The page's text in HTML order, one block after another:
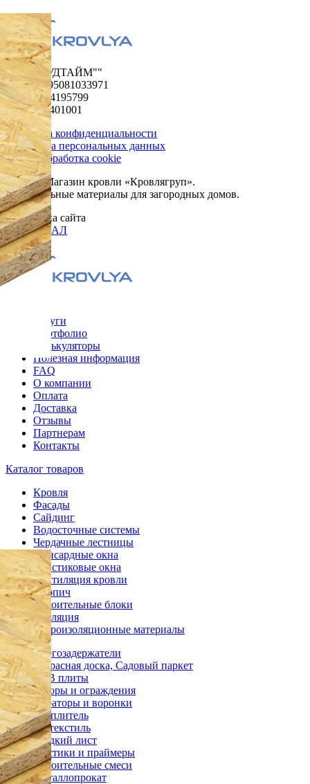
ООО "ФУДТАЙМ""
ОГРН 1195081033971
ИНН 5024195799
КПП 502401001
Политика конфиденциальности
Обработка персональных данных
Сбор и обработка cookie
© 2026. Магазин кровли «Кровлягруп».
Строительные материалы для загородных домов.
Разработка сайта
ОРИГИНАЛ
Услуги
Портфолио
Калькуляторы
Полезная информация
FAQ
О компании
Оплата
Доставка
Отзывы
Партнерам
Контакты
Каталог товаров
Кровля
Фасады
Сайдинг
Водосточные системы
Чердачные лестницы
Мансардные окна
Пластиковые окна
Вентиляция кровли
Кирпич
Строительные блоки
Изоляция
Гидроизоляционные материалы
Снегозадержатели
Террасная доска, Садовый паркет
OSB плиты
Заборы и ограждения
Аэраторы и воронки
Утеплитель
Геотекстиль
Гладкий лист
Мастики и праймеры
Строительные смеси
Металлопрокат